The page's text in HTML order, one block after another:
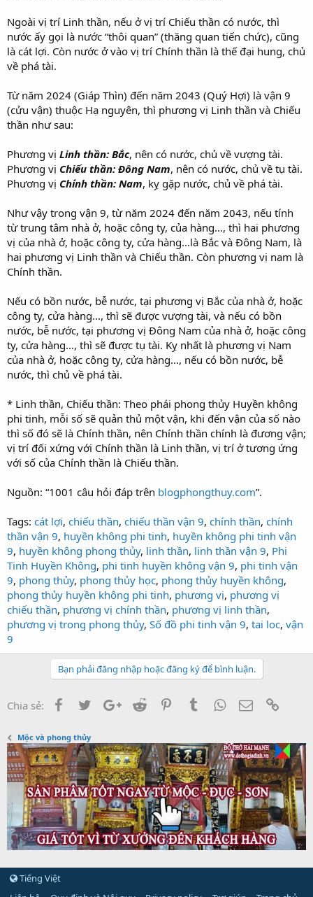
Ngoài vị trí Linh thần, nếu ở vị trí Chiếu thần có nước, thì
nước ấy gọi là nước “thôi quan” (thăng quan tiến chức), cũng
là cát lợi. Còn nước ở vào vị trí Chính thần là thế đại hung, chủ
về phá tài.
Từ năm 2024 (Giáp Thìn) đến năm 2043 (Quý Hợi) là vận 9
(cửu vận) thuộc Hạ nguyên, thì phương vị Linh thần và Chiếu
thần như sau:
Phương vị Linh thần: Bắc, nên có nước, chủ về vượng tài.
Phương vị Chiếu thần: Đông Nam, nên có nước, chủ về tụ tài.
Phương vị Chính thần: Nam, kỵ gặp nước, chủ về phá tài.
Như vậy trong vận 9, từ năm 2024 đến năm 2043, nếu tính
từ trung tâm nhà ở, hoặc công ty, của hàng…, thì hai phương
vị của nhà ở, hoặc công ty, cửa hàng…là Bắc và Đông Nam, là
hai phương vị Linh thần và Chiếu thần. Còn phương vị nam là
Chính thần.
Nếu có bồn nước, bễ nước, tại phương vị Bắc của nhà ở, hoặc
công ty, cửa hàng…, thì sẽ được vượng tài, và nếu có bồn
nước, bễ nước, tại phương vị Đông Nam của nhà ở, hoặc công
ty, cửa hàng…, thì sẽ được tụ tài. Kỵ nhất là phương vị Nam
của nhà ở, hoặc công ty, cửa hàng…, nếu có bồn nước, bễ
nước, thì chủ về phá tài.
* Linh thần, Chiếu thần: Theo phái phong thủy Huyền không
phi tinh, mỗi số sẽ quản thủ một vận, khi đến vận của số nào
thì số đó sẽ là Chính thần, nên Chính thần chính là đương vận;
vị trí đối xứng với Chính thần là Linh thần, vị trí ở tương ứng
với số của Chính thần là Chiếu thần.
Nguồn: “1001 câu hỏi đáp trên blogphongthuy.com”.
Tags: cát lợi, chiếu thần, chiếu thần vận 9, chính thần, chính
thần vận 9, huyền không phi tinh, huyền không phi tinh vận
9, huyền không phong thủy, linh thần, linh thần vận 9, Phi
Tinh Huyền Không, phi tinh huyền không vận 9, phi tinh vận
9, phong thủy, phong thủy học, phong thủy huyền không,
phong thủy huyền không phi tinh, phương vị, phương vị
chiếu thần, phương vị chính thần, phương vị linh thần,
phương vị trong phong thủy, Số đồ phi tinh vận 9, tai loc, vận
9
Bạn phải đăng nhập hoặc đăng ký để bình luận.
Chia sẻ: FacebookTwitterGoogle+
Reddit PinterestTumblrWhatsApp
Email
Mộc và phong thủy
Tiếng Việt